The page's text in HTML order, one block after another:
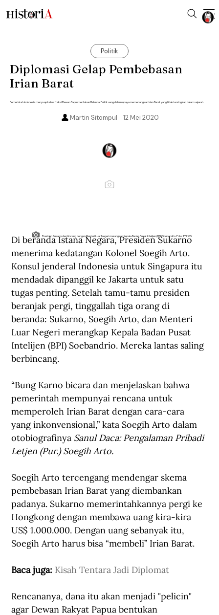
Politik
Diplomasi Gelap Pembebasan
Irian Barat
Pemerintah Indonesia menyuap ketua fraksi Dewan Papua bentukan Belanda. Politik uang dalam upaya memenangkan Irian Barat yang tidak tersingkap dalam sejarah.
12 Mei 2020
Martin Sitompul
Presiden Sukarno berbincang dengan Menteri Luar Negeri merangkap Kepala Badan Pusat Intelijen (BPI) Soebandrio. Foto: IPPHOS.
Di beranda Istana Negara, Presiden Sukarno
menerima kedatangan Kolonel Soegih Arto.
Konsul jenderal Indonesia untuk Singapura itu
mendadak dipanggil ke Jakarta untuk satu
tugas penting. Setelah tamu-tamu presiden
beranjak pergi, tinggallah tiga orang di
beranda: Sukarno, Soegih Arto, dan Menteri
Luar Negeri merangkap Kepala Badan Pusat
Intelijen (BPI) Soebandrio. Mereka lantas saling
berbincang.
“Bung Karno bicara dan menjelaskan bahwa
pemerintah mempunyai rencana untuk
memperoleh Irian Barat dengan cara-cara
yang inkonvensional,” kata Soegih Arto dalam
otobiografinya Sanul Daca: Pengalaman Pribadi
Letjen (Pur.) Soegih Arto.
Soegih Arto tercengang mendengar skema
pembebasan Irian Barat yang diembankan
padanya. Sukarno memerintahkannya pergi ke
Hongkong dengan membawa uang kira-kira
US$ 1.000.000. Dengan uang sebanyak itu,
Soegih Arto harus bisa “membeli” Irian Barat.
Baca juga: Kisah Tentara Jadi Diplomat
Rencananya, dana itu akan menjadi "pelicin"
agar Dewan Rakyat Papua bentukan